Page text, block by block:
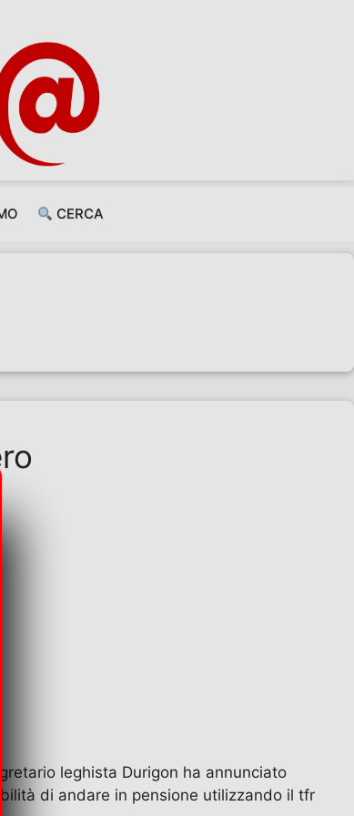
CERCA
leghista Durigon ha annunciato
di andare in pensione utilizzando il tfr